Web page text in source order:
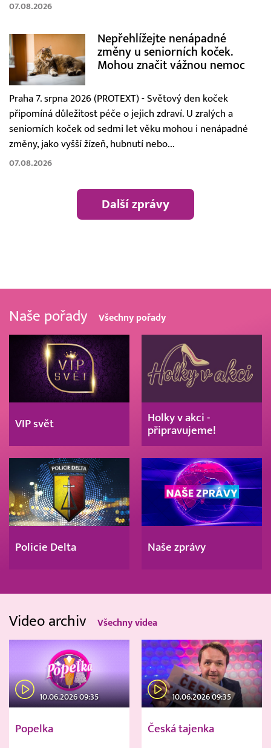
07.08.2026
Nepřehlížejte nenápadné
změny u seniorních koček.
Mohou značit vážnou nemoc
Praha 7. srpna 2026 (PROTEXT) - Světový den koček
připomíná důležitost péče o jejich zdraví. U zralých a
seniorních koček od sedmi let věku mohou i nenápadné
změny, jako vyšší žízeň, hubnutí nebo...
07.08.2026
Další zprávy
Naše pořady Všechny pořady
VIP svět
Holky v akci -
připravujeme!
Policie Delta Naše zprávy
Video archiv Všechny videa
10.06.2026 09:35
Popelka
10.06.2026 09:35
Česká tajenka